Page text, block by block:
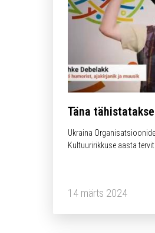
Täna
Ukraina
Kultuuririkkuse aasta
14 märts 2024